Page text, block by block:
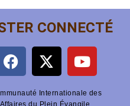
CONNECTÉ
Internationale des
du Plein Évangile